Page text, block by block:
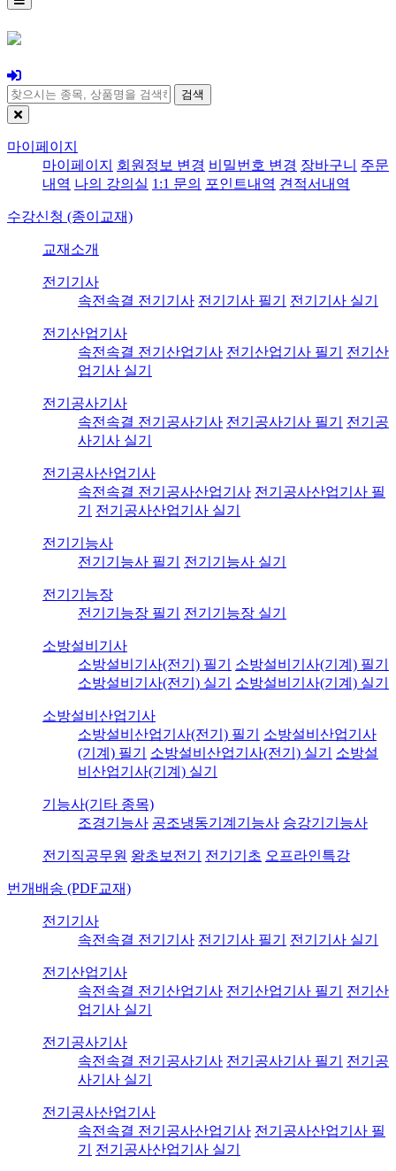
검색
마이페이지
마이페이지
회원정보 변경 비밀번호 변경 장바구니 주문
내역 나의 강의실 1:1 문의 포인트내역 견적서내역
수강신청 (종이교재)
교재소개
전기기사
속전속결 전기기사 전기기사 필기 전기기사 실기
전기산업기사
속전속결 전기산업기사 전기산업기사 필기
전기산
업기사 실기
전기공사기사
속전속결 전기공사기사 전기공사기사 필기
전기공
사기사 실기
전기공사산업기사
속전속결 전기공사산업기사 전기공사산업기사 필
기
전기공사산업기사 실기
전기기능사
전기기능사 필기
전기기능사 실기
전기기능장
전기기능장 필기
전기기능장 실기
소방설비기사
소방설비기사(전기) 필기
소방설비기사(기계) 필기
소방설비기사(전기) 실기
소방설비기사(기계) 실기
소방설비산업기사
소방설비산업기사(전기) 필기
소방설비산업기사
(기계) 필기
소방설비산업기사(전기) 실기
소방설
비산업기사(기계) 실기
기능사(기타 종목)
조경기능사 공조냉동기계기능사 승강기기능사
전기직공무원 왕초보전기 전기기초 오프라인특강
번개배송 (PDF교재)
전기기사
속전속결 전기기사 전기기사 필기 전기기사 실기
전기산업기사
속전속결 전기산업기사 전기산업기사 필기
전기산
업기사 실기
전기공사기사
속전속결 전기공사기사 전기공사기사 필기
전기공
사기사 실기
전기공사산업기사
속전속결 전기공사산업기사 전기공사산업기사 필
기
전기공사산업기사 실기